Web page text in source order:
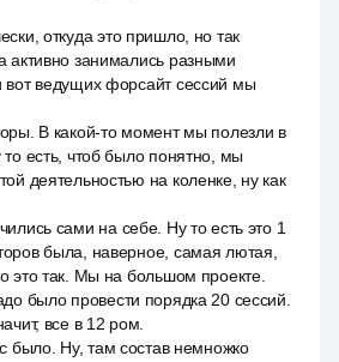
откуда это пришло, но так
активно занимались разными
ведущих форсайт сессий мы
В какой-то момент мы полезли в
есть, чтоб было понятно, мы
деятельностью на коленке, ну как
сами на себе. Ну то есть это 1
была, наверное, самая лютая,
это так. Мы на большом проекте.
было провести порядка 20 сессий.
все в 12 ром.
было. Ну, там состав немножко